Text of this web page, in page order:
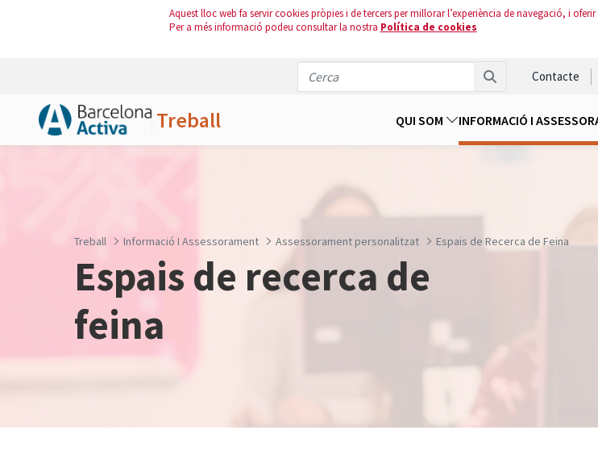
Aquest lloc web fa servir cookies pròpies i de tercers per millorar l’experiència de navegació, i oferir
Per a més informació podeu consultar la nostra Política de cookies
Contacte
Treball QUI SOM INFORMACIÓ I
Treball Informació I Assessorament Assessorament personalitzat Espais de Recerca de Feina
Espais de recerca de
feina